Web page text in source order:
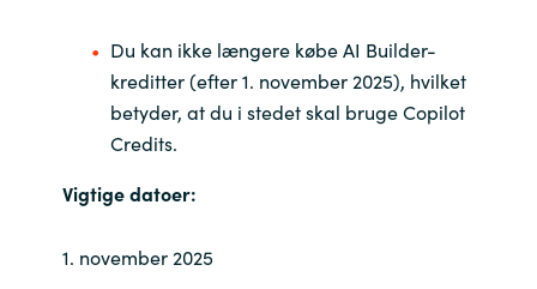
Ukraine
United Kingdom
Du kan ikke længere købe AI Builder-
kreditter (efter 1. november 2025), hvilket
betyder, at du i stedet skal bruge Copilot
Credits.
Vigtige datoer:
1. november 2025